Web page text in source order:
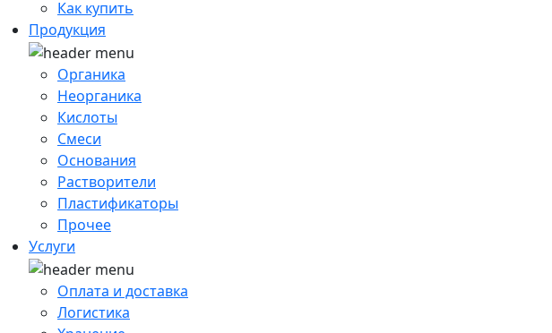
Как купить
Продукция
Органика
Неорганика
Кислоты
Смеси
Основания
Растворители
Пластификаторы
Прочее
Услуги
Оплата и доставка
Логистика